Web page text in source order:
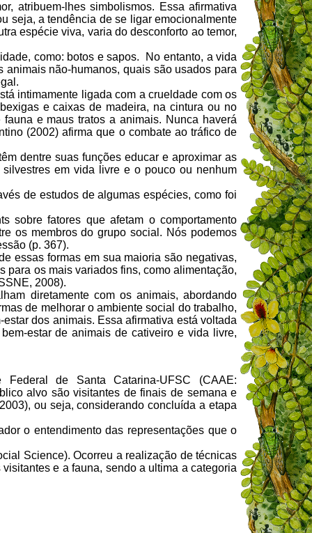
atribuem-lhes simbolismos. Essa afirmativa
seja, a tendência de se ligar emocionalmente
espécie viva, varia do desconforto ao temor,
como: botos e sapos. No entanto, a vida
não-humanos, quais são usados para
intimamente ligada com a crueldade com os
e caixas de madeira, na cintura ou no
e maus tratos a animais. Nunca haverá
(2002) afirma que o combate ao tráfico de
dentre suas funções educar e aproximar as
em vida livre e o pouco ou nenhum
de estudos de algumas espécies, como foi
sobre fatores que afetam o comportamento
os membros do grupo social. Nós podemos
(p. 367).
essas formas em sua maioria são negativas,
para os mais variados fins, como alimentação,
2008).
diretamente com os animais, abordando
de melhorar o ambiente social do trabalho,
dos animais. Essa afirmativa está voltada
estar de animais de cativeiro e vida livre,
de Santa Catarina-UFSC (CAAE:
alvo são visitantes de finais de semana e
ou seja, considerando concluída a etapa
o entendimento das representações que o
Science). Ocorreu a realização de técnicas
e a fauna, sendo a ultima a categoria